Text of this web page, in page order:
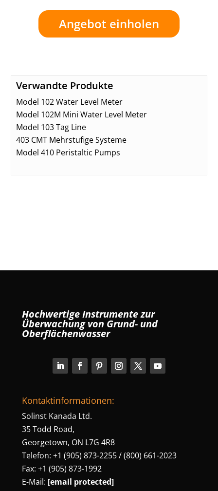
Angebot einholen
Verwandte Produkte
Model 102 Water Level Meter
Model 102M Mini Water Level Meter
Model 103 Tag Line
403 CMT Mehrstufige Systeme
Model 410 Peristaltic Pumps
Hochwertige Instrumente zur
Überwachung von Grund- und
Oberflächenwasser
Kontaktinformationen:
Solinst Kanada Ltd.
35 Todd Road,
Georgetown, ON L7G 4R8
Telefon: +1 (905) 873-2255 / (800) 661-2023
Fax: +1 (905) 873-1992
E-Mail: [email protected]